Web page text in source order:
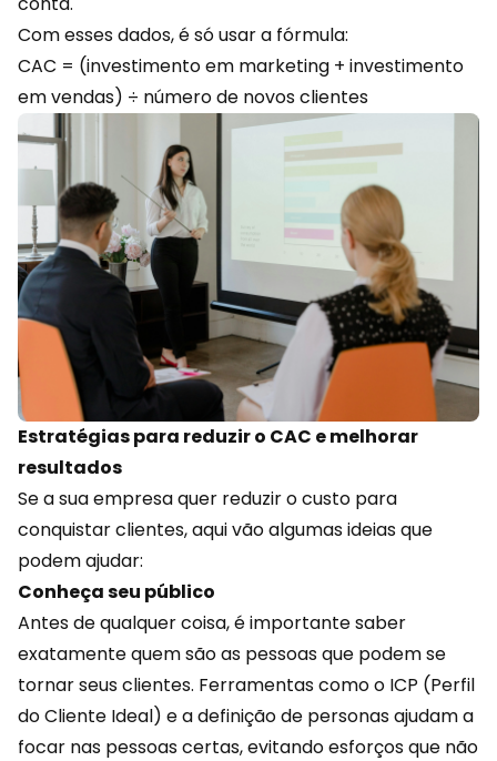
Com esses dados, é só usar a fórmula:
CAC = (investimento em marketing + investimento
em vendas) ÷ número de novos clientes
Estratégias para reduzir o CAC e melhorar
resultados
Se a sua empresa quer reduzir o custo para
conquistar clientes, aqui vão algumas ideias que
podem ajudar:
Conheça seu público
Antes de qualquer coisa, é importante saber
exatamente quem são as pessoas que podem se
tornar seus clientes. Ferramentas como o ICP (Perfil
do Cliente Ideal) e a definição de personas ajudam a
focar nas pessoas certas, evitando esforços que não